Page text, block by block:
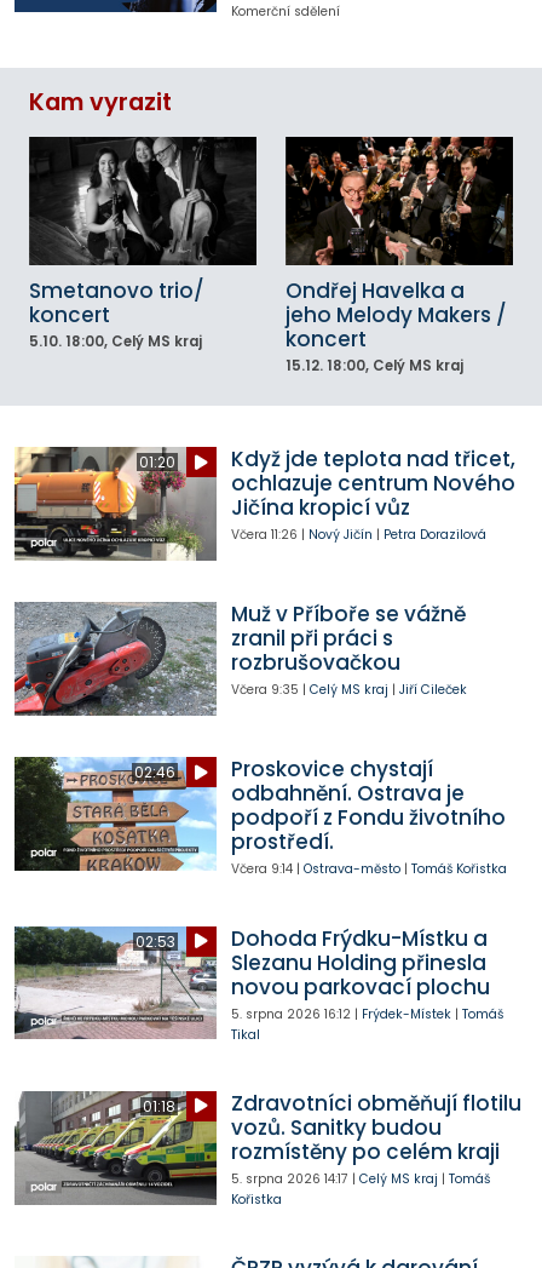
Komerční sdělení
Kam vyrazit
Smetanovo trio/
koncert
5.10. 18:00, Celý MS kraj
Ondřej Havelka a
jeho Melody Makers /
koncert
15.12. 18:00, Celý MS kraj
01:20
Když jde teplota nad třicet,
ochlazuje centrum Nového
Jičína kropicí vůz
Včera 11:26 | Nový Jičín | Petra Dorazilová
Muž v Příboře se vážně
zranil při práci s
rozbrušovačkou
Včera 9:35 | Celý MS kraj | Jiří Cileček
02:46
Proskovice chystají
odbahnění. Ostrava je
podpoří z Fondu životního
prostředí.
Včera 9:14| Ostrava-město| Tomáš Kořistka
02:53
Dohoda Frýdku-Místku a
Slezanu Holding přinesla
novou parkovací plochu
5. srpna 2026 16:12| Frýdek-Místek| Tomáš
Tikal
01:18
Zdravotníci obměňují flotilu
vozů. Sanitky budou
rozmístěny po celém kraji
5. srpna 2026 14:17 | Celý MS kraj | Tomáš
Kořistka